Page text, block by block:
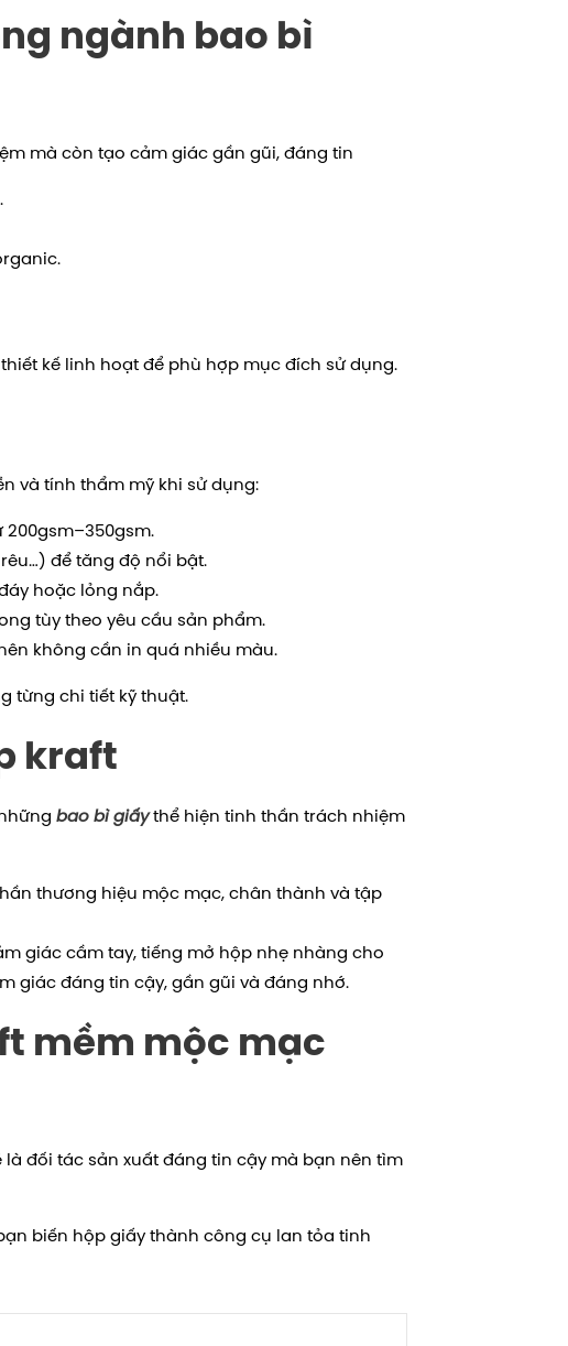
ngành bao bì
mà còn tạo cảm giác gần gũi, đáng tin
kế linh hoạt để phù hợp mục đích sử dụng.
và tính thẩm mỹ khi sử dụng:
để tăng độ nổi bật.
hoặc lỏng nắp.
tùy theo yêu cầu sản phẩm.
không cần in quá nhiều màu.
từng chi tiết kỹ thuật.
kraft
bao bì giấythể hiện tinh thần trách nhiệm
thương hiệu mộc mạc, chân thành và tập
giác cầm tay, tiếng mở hộp nhẹ nhàng cho
giác đáng tin cậy, gần gũi và đáng nhớ.
mềm mộc mạc
là đối tác sản xuất đáng tin cậy mà bạn nên tìm
biến hộp giấy thành công cụ lan tỏa tinh